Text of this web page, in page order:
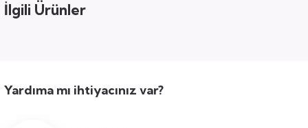
İlgili Ürünler
Yardıma mı ihtiyacınız var?